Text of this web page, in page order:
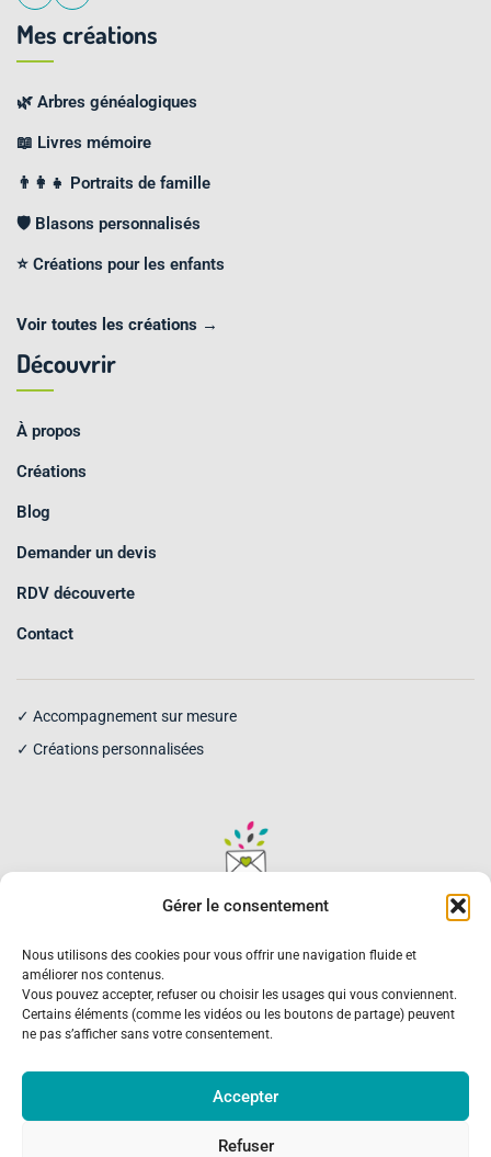
Gérer le consentement
Nous utilisons des cookies pour vous offrir une navigation fluide et
améliorer nos contenus.
Vous pouvez accepter, refuser ou choisir les usages qui vous conviennent.
Certains éléments (comme les vidéos ou les boutons de partage) peuvent
ne pas s’afficher sans votre consentement.
Accepter
Refuser
Mes créations
🌿 Arbres généalogiques
📖 Livres mémoire
👨‍👩‍👧 Portraits de famille
🛡️ Blasons personnalisés
⭐ Créations pour les enfants
Voir toutes les créations →
Découvrir
À propos
Créations
Blog
Demander un devis
RDV découverte
Contact
✓ Accompagnement sur mesure
✓ Créations personnalisées
Recevez des inspirations pour
transmettre votre histoire familiale
Conseils, idées et inspirations autour de la mémoire familiale
et des créations généagraphiques.
Je m’inscris